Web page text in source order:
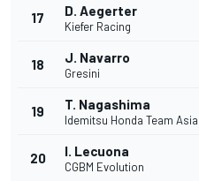
17 D. Aegerter
Kiefer Racing
18 J. Navarro
Gresini
19 T. Nagashima
Idemitsu Honda Team Asia
20 I. Lecuona
CGBM Evolution